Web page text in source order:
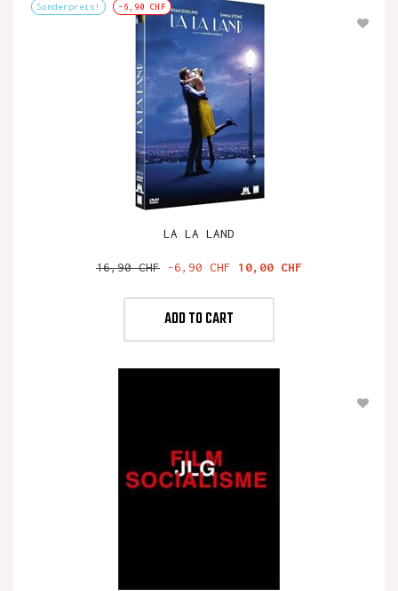
Sonderpreis! -6,90 CHF
LA LA LAND
Verkaufspreis
16,90 CHF -6,90 CHF Preis
10,00 CHF
ADD TO CART